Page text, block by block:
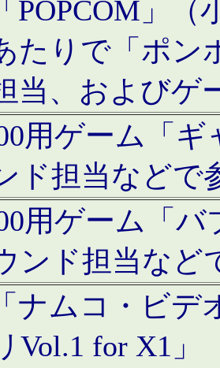
POPCOM」（
たりで「ポン
当、およびゲ
用ゲーム「
ド担当などで
用ゲーム「
ンド担当など
ナムコ・ビデ
Vol.1 for X1」